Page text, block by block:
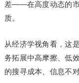
差——在高度动态的市
质。
从经济学视角看，这
务拓展中高摩擦、低
的搜寻成本、信息不